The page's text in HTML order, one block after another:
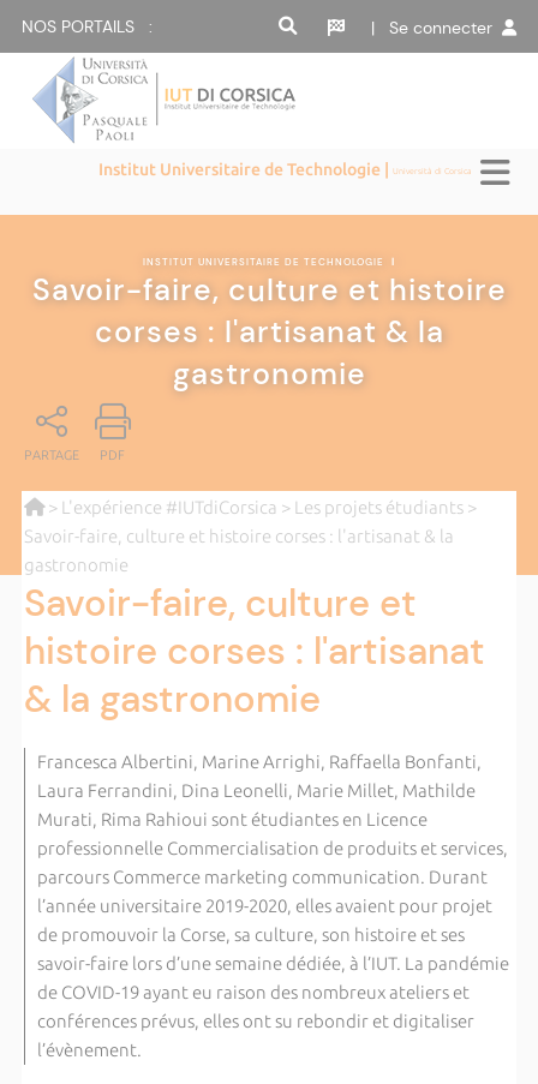
NOS PORTAILS : | Se connecter
Institut Universitaire de Technologie |Università di Corsica
INSTITUT UNIVERSITAIRE DE TECHNOLOGIE |
Savoir-faire, culture et histoire
corses : l'artisanat & la
gastronomie
PARTAGE PDF
> L'expérience #IUTdiCorsica > Les projets étudiants>
Savoir-faire, culture et histoire corses : l'artisanat & la
gastronomie
Savoir-faire, culture et
histoire corses : l'artisanat
& la gastronomie
Francesca Albertini, Marine Arrighi, Raffaella Bonfanti,
Laura Ferrandini, Dina Leonelli, Marie Millet, Mathilde
Murati, Rima Rahioui sont étudiantes en Licence
professionnelle Commercialisation de produits et services,
parcours Commerce marketing communication. Durant
l’année universitaire 2019-2020, elles avaient pour projet
de promouvoir la Corse, sa culture, son histoire et ses
savoir-faire lors d’une semaine dédiée, à l’IUT. La pandémie
de COVID-19 ayant eu raison des nombreux ateliers et
conférences prévus, elles ont su rebondir et digitaliser
l’évènement.